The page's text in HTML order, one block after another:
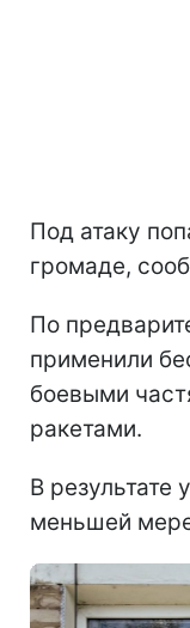
Под атаку
громаде,
По
применили
боевыми
ракетами.
В
меньшей